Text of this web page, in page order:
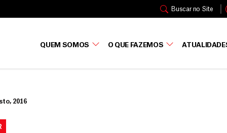
Buscar no Site
QUEM SOMOS O QUE FAZEMOS
2016